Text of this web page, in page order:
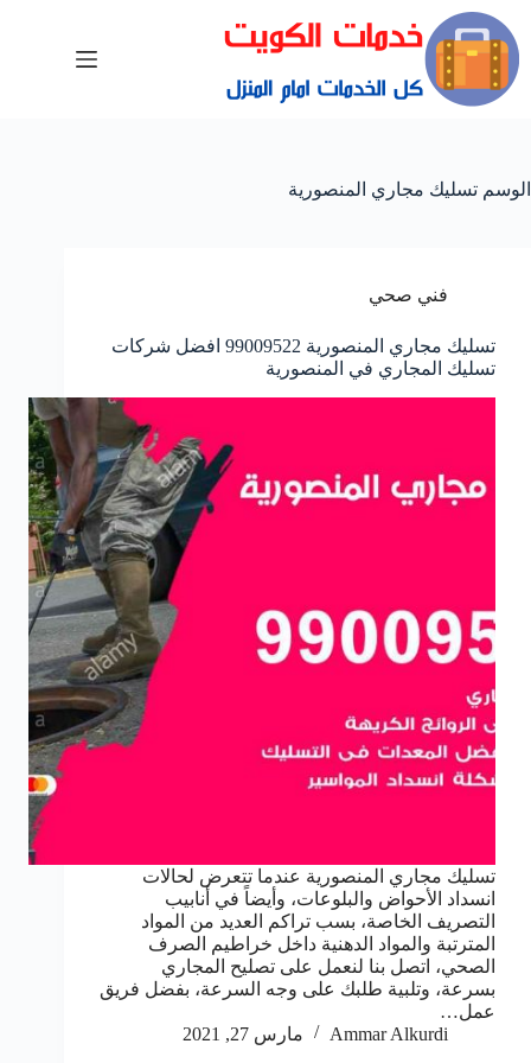
الوسم تسليك مجاري المنصورية
فني صحي
تسليك مجاري المنصورية 99009522 افضل شركات
تسليك المجاري في المنصورية
تسليك مجاري المنصورية عندما تتعرض لحالات
انسداد الأحواض والبلوعات، وأيضاً في أنابيب
التصريف الخاصة، بسب تراكم العديد من المواد
المترتبة والمواد الدهنية داخل خراطيم الصرف
الصحي، اتصل بنا لنعمل على تصليح المجاري
بسرعة، وتلبية طلبك على وجه السرعة، بفضل فريق
عمل…
Ammar Alkurdi
مارس 27, 2021